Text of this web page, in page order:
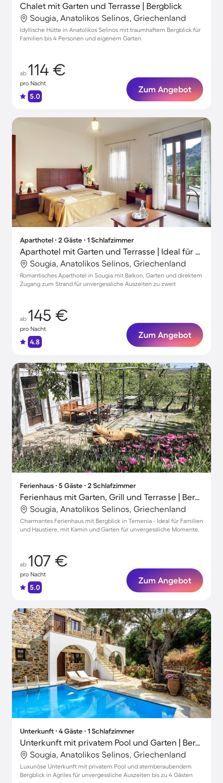
Chalet mit Garten und Terrasse | Bergblick
Sougia, Anatolikos Selinos, Griechenland
Idyllische Hütte in Anatolikos Selinos mit traumhaftem Bergblick für
Familien bis 4 Personen und eigenem Garten
ab 114 €
pro Nacht
5.0
Zum Angebot
Aparthotel ∙ 2 Gäste ∙ 1 Schlafzimmer
Aparthotel mit Garten und Terrasse | Ideal für Homeoffice
Sougia, Anatolikos Selinos, Griechenland
Romantisches Aparthotel in Sougia mit Balkon, Garten und direktem
Zugang zum Strand für unvergessliche Auszeiten zu zweit
ab 145 €
pro Nacht
4.8
Zum Angebot
Ferienhaus ∙ 5 Gäste ∙ 2 Schlafzimmer
Ferienhaus mit Garten, Grill und Terrasse | Bergblick | Haustiere sind willkommen
Sougia, Anatolikos Selinos, Griechenland
Charmantes Ferienhaus mit Bergblick in Temenia - Ideal für Familien
und Haustiere, mit Kamin und Garten für unvergessliche Momente.
ab 107 €
pro Nacht
5.0
Zum Angebot
Unterkunft ∙ 4 Gäste ∙ 1 Schlafzimmer
Unterkunft mit privatem Pool und Garten | Bergblick
Sougia, Anatolikos Selinos, Griechenland
Luxuriöse Unterkunft mit privatem Pool und atemberaubendem
Bergblick in Agriles für unvergessliche Auszeiten bis zu 4 Gästen